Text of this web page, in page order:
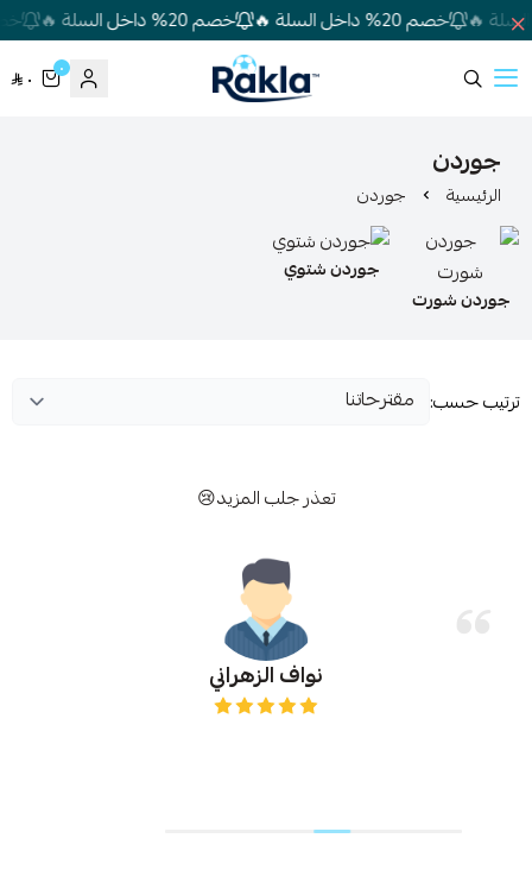
خصم 20% داخل السلة 🔥 خصم 20% داخل السلة 🔥 خصم 20%
Rakla
٠ ٠
جوردن
الرئيسية جوردن
جوردن شورت
جوردن شتوي
ترتيب حسب:
تعذر جلب المزيد😢
نواف الزهراني